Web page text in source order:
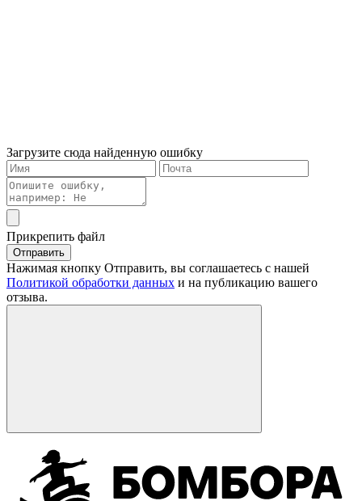
Загрузите сюда найденную ошибку
Прикрепить файл
Отправить
Нажимая кнопку Отправить, вы соглашаетесь с нашей
Политикой обработки данных и на публикацию вашего
отзыва.